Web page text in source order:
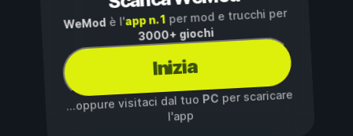
WeMod è l'app n. 1per mod e trucchi per
3000+ giochi
Inizia
...oppure visitaci dal tuoPC per scaricare
l'app